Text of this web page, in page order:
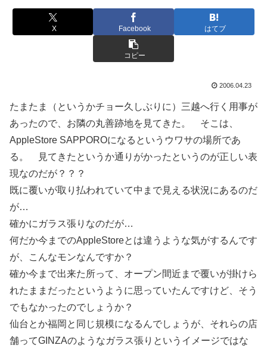
X Facebook はてブ
コピー
2006.04.23
たまたま（というかチョー久しぶりに）三越へ行く用事が
あったので、お隣の丸善跡地を見てきた。 そこは、
AppleStore SAPPOROになるというウワサの場所であ
る。 見てきたというか通りがかったというのが正しい表
現なのだが？？？
既に覆いが取り払われていて中まで見える状況にあるのだ
が…
確かにガラス張りなのだが…
何だか今までのAppleStoreとは違うような気がするんです
が、こんなモンなんですか？
確か今まで出来た所って、オープン間近まで覆いが掛けら
れたままだったというように思っていたんですけど、そう
でもなかったのでしょうか？
仙台とか福岡と同じ規模になるんでしょうが、それらの店
舗ってGINZAのようなガラス張りというイメージではな